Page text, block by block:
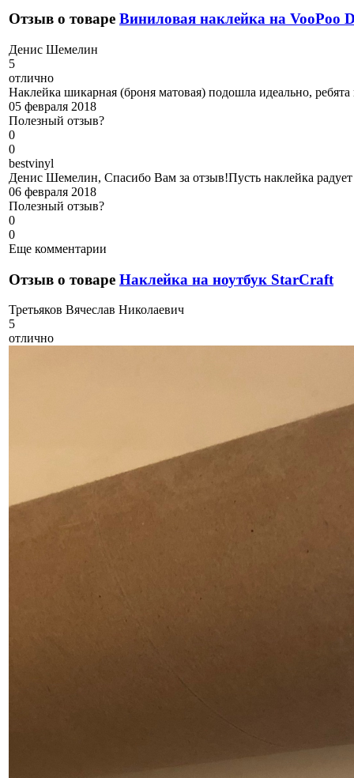
Отзыв о товаре Виниловая наклейка на VooPoo
Денис Шемелин
5
отлично
Наклейка шикарная (броня матовая) подошла идеально,
05 февраля 2018
Полезный отзыв?
0
0
bestvinyl
Денис Шемелин, Спасибо Вам за отзыв!Пусть наклейка радует
06 февраля 2018
Полезный отзыв?
0
0
Еще комментарии
Отзыв о товаре Наклейка на ноутбук StarCraft
Третьяков Вячеслав Николаевич
5
отлично